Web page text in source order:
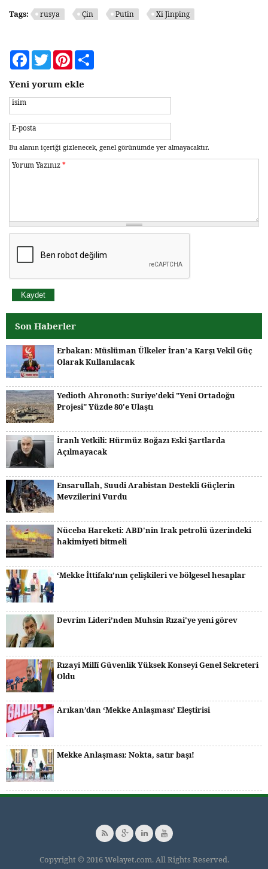
Tags: rusya Çin Putin Xi Jinping
FacebookTwitterPinterest
Yeni yorum ekle
isim
E-posta
Bu alanın içeriği gizlenecek, genel görünümde yer almayacaktır.
Yorum Yazınız*
Son Haberler
Erbakan: Müslüman Ülkeler İran’a Karşı Vekil Güç
Olarak Kullanılacak
Yedioth Ahronoth: Suriye'deki "Yeni Ortadoğu
Projesi" Yüzde 80'e Ulaştı
İranlı Yetkili: Hürmüz Boğazı Eski Şartlarda
Açılmayacak
Ensarullah, Suudi Arabistan Destekli Güçlerin
Mevzilerini Vurdu
Nüceba Hareketi: ABD'nin Irak petrolü üzerindeki
hakimiyeti bitmeli
‘Mekke İttifakı’nın çelişkileri ve bölgesel hesaplar
Devrim Lideri’nden Muhsin Rızai'ye yeni görev
Rızayi Millî Güvenlik Yüksek Konseyi Genel Sekreteri
Oldu
Arıkan’dan ‘Mekke Anlaşması’ Eleştirisi
Mekke Anlaşması: Nokta, satır başı!
Copyright © 2016 Welayet.com. All Rights Reserved.